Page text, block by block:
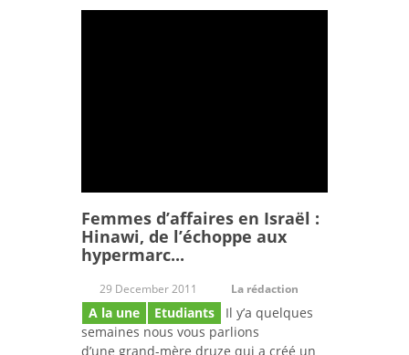
Femmes d’affaires en Israël :
Hinawi, de l’échoppe aux
hypermarc...
29 December 2011 La rédaction
A la une Etudiants
Il y’a quelques
semaines nous vous parlions
d’une grand-mère druze qui a créé un